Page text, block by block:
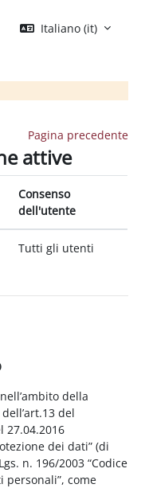
Italiano ‎(it)‎
Pagina precedente
attive
Consenso
dell'utente
Tutti gli utenti
della
del
27.04.2016
dei dati” (di
n. 196/2003 “Codice
come